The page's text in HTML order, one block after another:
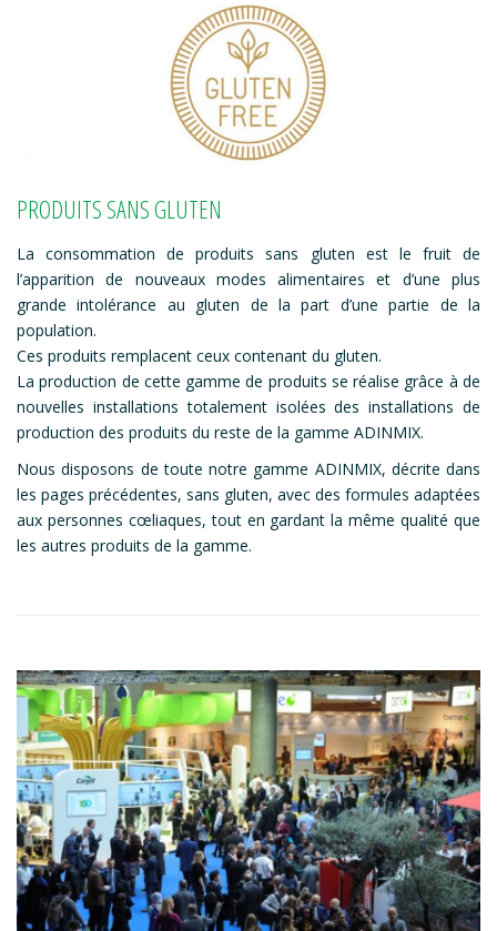
PRODUITS SANS GLUTEN
La consommation de produits sans gluten est le fruit de
l’apparition de nouveaux modes alimentaires et d’une plus
grande intolérance au gluten de la part d’une partie de la
population.
Ces produits remplacent ceux contenant du gluten.
La production de cette gamme de produits se réalise grâce à de
nouvelles installations totalement isolées des installations de
production des produits du reste de la gamme ADINMIX.
Nous disposons de toute notre gamme ADINMIX, décrite dans
les pages précédentes, sans gluten, avec des formules adaptées
aux personnes cœliaques, tout en gardant la même qualité que
les autres produits de la gamme.